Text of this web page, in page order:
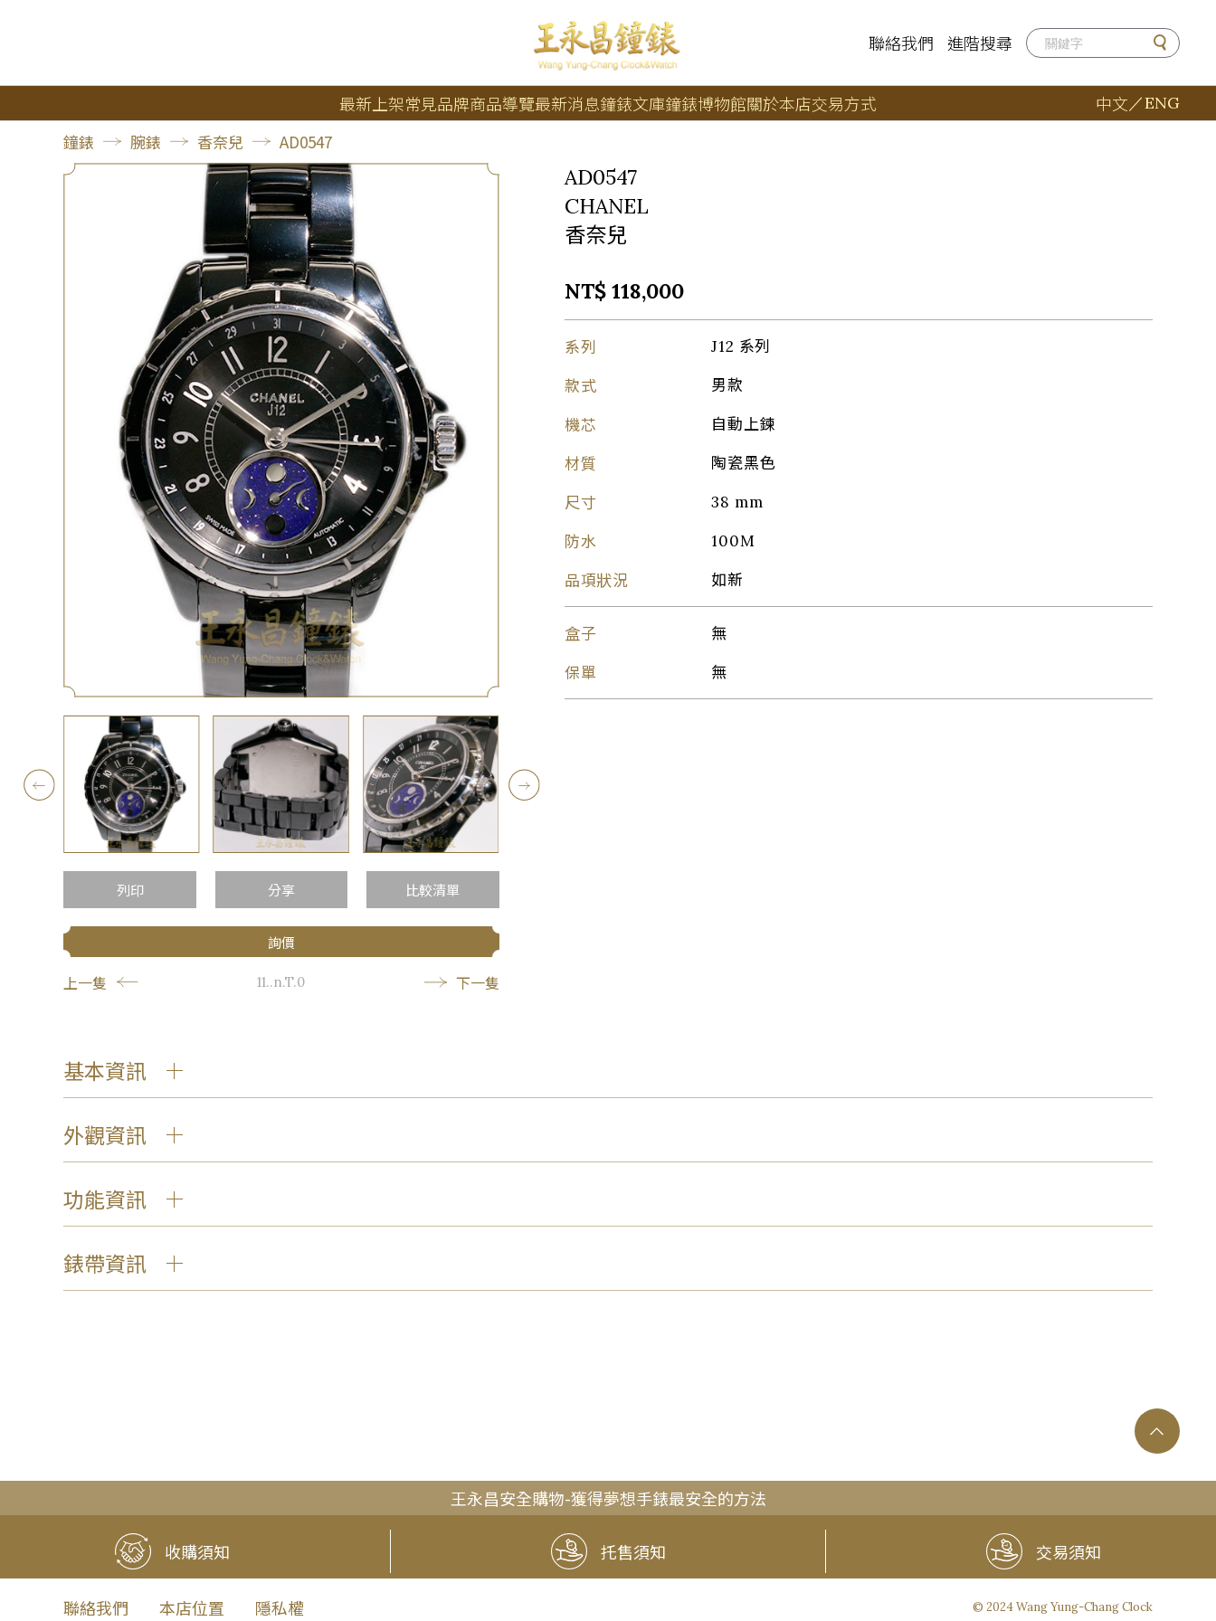
聯絡我們 進階搜尋
最新上架常見品牌商品導覽最新消息鐘錶文庫鐘錶博物館關於本店交易方式 中文／ENG
鐘錶 腕錶 香奈兒 AD0547
列印 分享 比較清單
詢價
上一隻 11..n.T.0 下一隻
AD0547
CHANEL
香奈兒
NT$ 118,000
系列 J12 系列
款式 男款
機芯 自動上鍊
材質 陶瓷黑色
尺寸 38 mm
防水 100M
品項狀況 如新
盒子 無
保單 無
基本資訊
外觀資訊
功能資訊
錶帶資訊
王永昌安全購物-獲得夢想手錶最安全的方法
收購須知 托售須知 交易須知
聯絡我們 本店位置 隱私權 © 2024 Wang Yung-Chang Clock